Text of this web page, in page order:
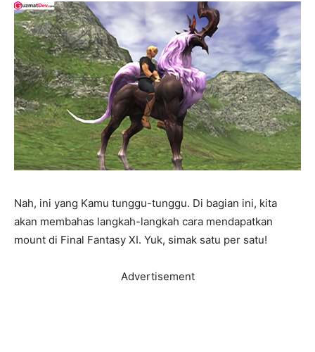
Nah, ini yang Kamu tunggu-tunggu. Di bagian ini, kita
akan membahas langkah-langkah cara mendapatkan
mount di Final Fantasy XI. Yuk, simak satu per satu!
Advertisement